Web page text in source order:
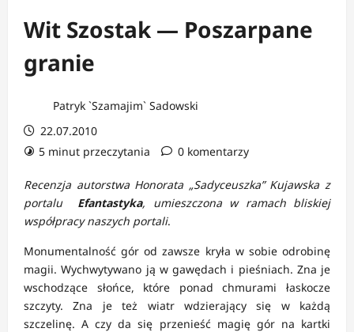
Wit Szostak — Poszarpane
granie
Patryk `Szamajim` Sadowski
22.07.2010
5 minut przeczytania
0 komentarzy
Recenzja autorstwa Honorata „Sadyceuszka” Kujawska z
portalu Efantastyka, umieszczona w ramach bliskiej
współpracy naszych portali.
Monumentalność gór od zawsze kryła w sobie odrobinę
magii. Wychwytywano ją w gawędach i pieśniach. Zna je
wschodzące słońce, które ponad chmurami łaskocze
szczyty. Zna je też wiatr wdzierający się w każdą
szczelinę. A czy da się przenieść magię gór na kartki